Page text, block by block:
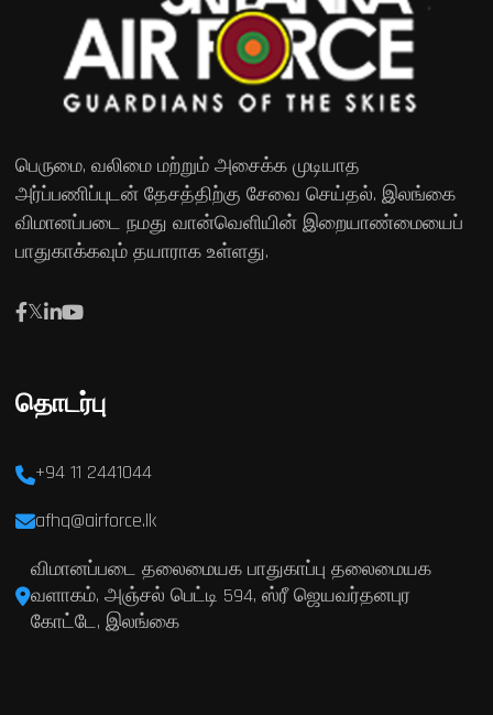
பெருமை, வலிமை மற்றும் அசைக்க முடியாத
அர்ப்பணிப்புடன் தேசத்திற்கு சேவை செய்தல். இலங்கை
விமானப்படை நமது வான்வெளியின் இறையாண்மையைப்
பாதுகாக்கவும் தயாராக உள்ளது.
தொடர்பு
+94 11 2441044
afhq@airforce.lk
விமானப்படை தலைமையக பாதுகாப்பு தலைமையக
வளாகம், அஞ்சல் பெட்டி 594, ஸ்ரீ ஜெயவர்தனபுர
கோட்டே, இலங்கை